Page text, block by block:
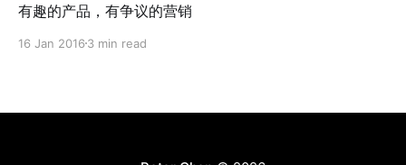
有趣的产品，有争议的营销
16 Jan 2016 3 min read